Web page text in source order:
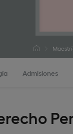
Admisiones